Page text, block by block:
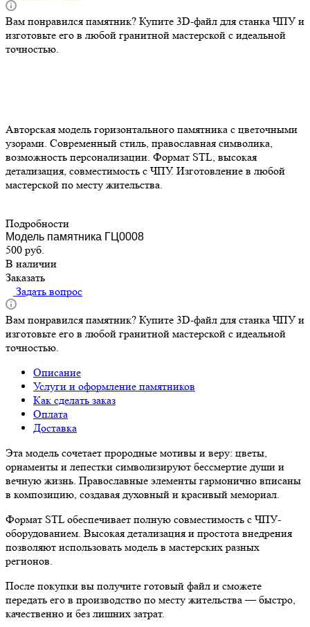
Вам понравился памятник? Купите 3D-файл для станка ЧПУ и
изготовьте его в любой гранитной мастерской с идеальной
точностью.
Авторская модель горизонтального памятника с цветочными
узорами. Современный стиль, православная символика,
возможность персонализации. Формат STL, высокая
детализация, совместимость с ЧПУ. Изготовление в любой
мастерской по месту жительства.
Подробности
Модель памятника ГЦ0008
500 руб.
В наличии
Заказать
Задать вопрос
Вам понравился памятник? Купите 3D-файл для станка ЧПУ и
изготовьте его в любой гранитной мастерской с идеальной
точностью.
Описание
Услуги и оформление памятников
Как сделать заказ
Оплата
Доставка
Эта модель сочетает прородные мотивы и веру: цветы,
орнаменты и лепестки символизируют бессмертие души и
вечную жизнь. Православные элементы гармонично вписаны
в композицию, создавая духовный и красивый мемориал.
Формат STL обеспечивает полную совместимость с ЧПУ-
оборудованием. Высокая детализация и простота внедрения
позволяют использовать модель в мастерских разных
регионов.
После покупки вы получите готовый файл и сможете
передать его в производство по месту жительства — быстро,
качественно и без лишних затрат.